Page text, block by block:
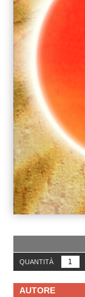
QUANTITÀ
AUTORE